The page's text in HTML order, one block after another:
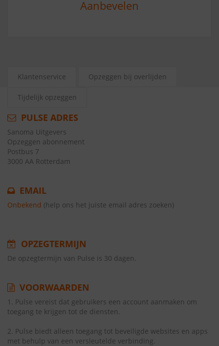
Aanbevelen
Klantenservice Opzeggen bij overlijden
Tijdelijk opzeggen
PULSE ADRES
Sanoma Uitgevers
Opzeggen abonnement
Postbus 7
3000 AA Rotterdam
EMAIL
Onbekend (help ons het juiste email adres zoeken)
OPZEGTERMIJN
De opzegtermijn van Pulse is 30 dagen.
VOORWAARDEN
1. Pulse vereist dat gebruikers een account aanmaken om
toegang te krijgen tot de diensten.
2. Pulse biedt alleen toegang tot beveiligde websites en apps
met behulp van een versleutelde verbinding.